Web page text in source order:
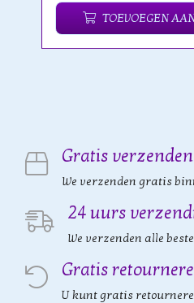
TOEVOEGEN
Gratis verzenden
We verzenden gratis
24 uurs
We verzenden alle
Gratis
U kunt gratis